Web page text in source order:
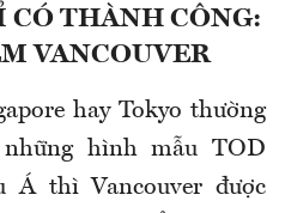
THÀNH CÔNG:
VANCOUVER
hay Tokyo thường
hình mẫu TOD
Á thì Vancouver được